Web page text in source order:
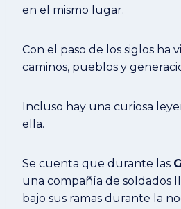
en el mismo lugar.
Con el paso de los siglos ha
caminos, pueblos y
Incluso hay una curiosa
ella.
Se cuenta que durante las
una compañía de soldados
bajo sus ramas durante la